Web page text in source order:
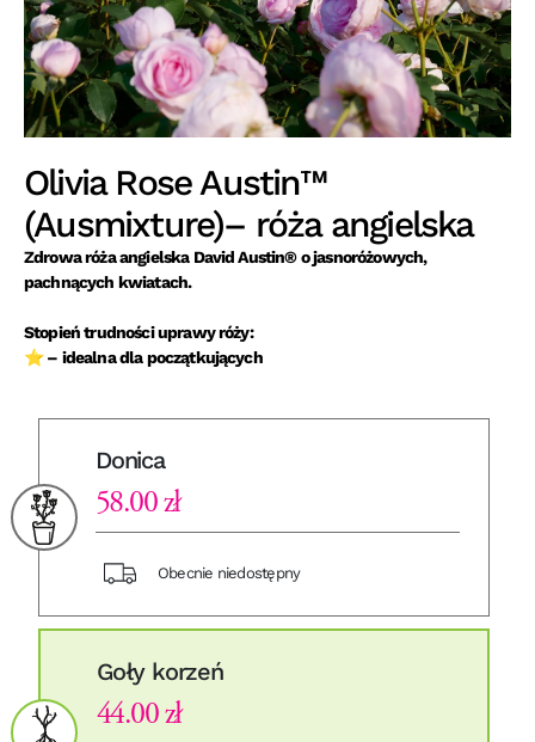
Olivia Rose Austin™
(Ausmixture)– róża angielska
Zdrowa róża angielska David Austin® o jasnoróżowych,
pachnących kwiatach.
Stopień trudności uprawy róży:
⭐ – idealna dla początkujących
Donica
58.00 zł
Obecnie niedostępny
Goły korzeń
44.00 zł